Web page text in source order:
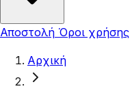
Αποστολή Όροι χρήσης
Αρχική